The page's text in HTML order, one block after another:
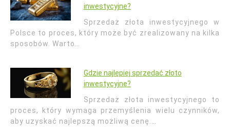
inwestycyjne?
Sprzedaż złota inwestycyjnego w
Polsce to proces, który może być zrealizowany na kilka
sposobów. Warto…
Gdzie najlepiej sprzedać złoto
inwestycyjne?
Sprzedaż złota inwestycyjnego to
proces, który wymaga przemyślenia wielu czynników,
aby uzyskać najlepszą możliwą cenę.…